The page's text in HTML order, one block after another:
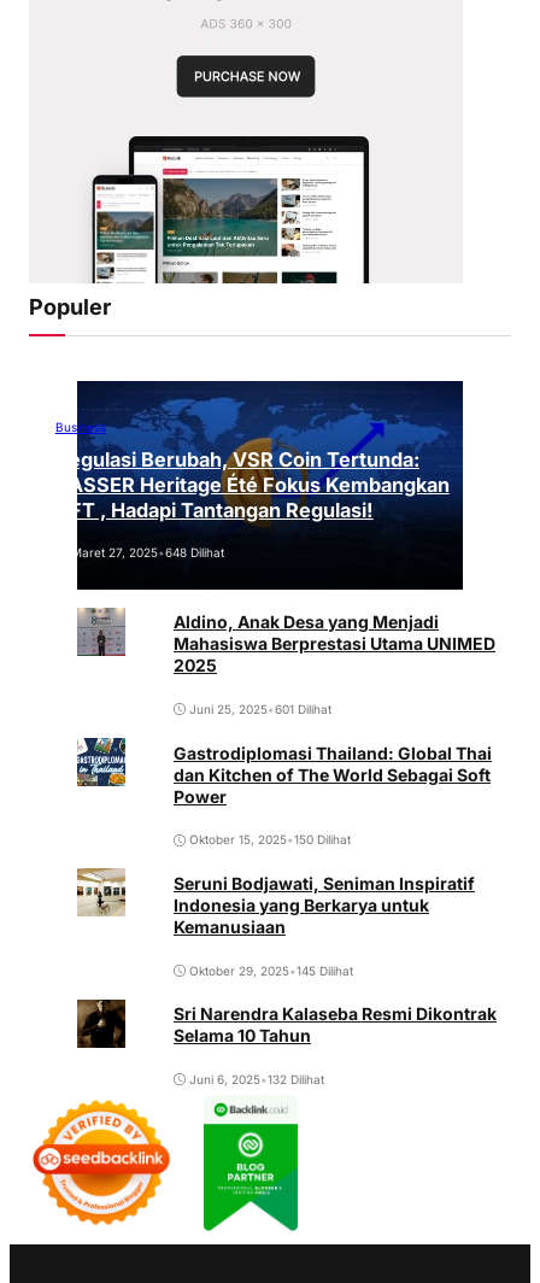
Populer
Business
Regulasi Berubah, VSR Coin Tertunda:
VASSER Heritage Été Fokus Kembangkan
NFT , Hadapi Tantangan Regulasi!
Maret 27, 2025•648 Dilihat
Aldino, Anak Desa yang Menjadi
Mahasiswa Berprestasi Utama UNIMED
2025
Juni 25, 2025•601 Dilihat
Gastrodiplomasi Thailand: Global Thai
dan Kitchen of The World Sebagai Soft
Power
Oktober 15, 2025•150 Dilihat
Seruni Bodjawati, Seniman Inspiratif
Indonesia yang Berkarya untuk
Kemanusiaan
Oktober 29, 2025•145 Dilihat
Sri Narendra Kalaseba Resmi Dikontrak
Selama 10 Tahun
Juni 6, 2025•132 Dilihat